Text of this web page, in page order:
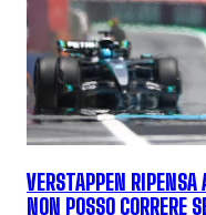
VERSTAPPEN
NON POSSO